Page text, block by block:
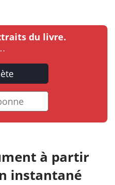
du livre.
à partir
instantané